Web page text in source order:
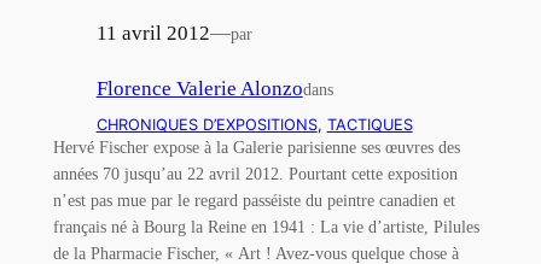
11 avril 2012—par
Florence Valerie Alonzodans
CHRONIQUES D’EXPOSITIONS, TACTIQUES
Hervé Fischer expose à la Galerie parisienne ses œuvres des
années 70 jusqu’au 22 avril 2012. Pourtant cette exposition
n’est pas mue par le regard passéiste du peintre canadien et
français né à Bourg la Reine en 1941 : La vie d’artiste, Pilules
de la Pharmacie Fischer, « Art ! Avez-vous quelque chose à